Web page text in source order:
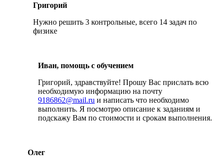
Григорий
Нужно решить 3 контрольные, всего 14 задач по
физике
Иван, помощь с обучением
Григорий, здравствуйте! Прошу Вас прислать всю
необходимую информацию на почту
9186862@mail.ru и написать что необходимо
выполнить. Я посмотрю описание к заданиям и
подскажу Вам по стоимости и срокам выполнения.
Олег